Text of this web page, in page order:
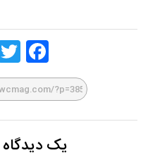
Face
book
یک